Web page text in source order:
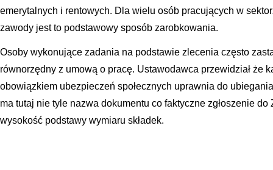
emerytalnych i rentowych. Dla wielu osób pracujących w
zawody jest to podstawowy sposób zarobkowania.
Osoby wykonujące zadania na podstawie zlecenia często
równorzędny z umową o pracę. Ustawodawca przewidział że
obowiązkiem ubezpieczeń społecznych uprawnia do
ma tutaj nie tyle nazwa dokumentu co faktyczne zgłoszenie do
wysokość podstawy wymiaru składek.